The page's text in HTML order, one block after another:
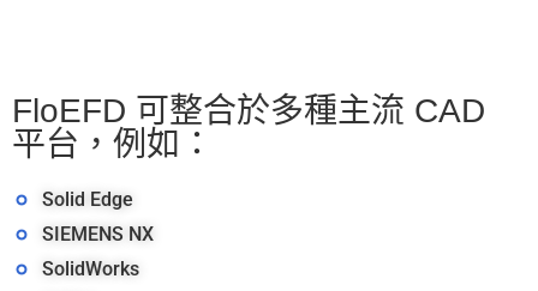
FloEFD 可整合於多種主流 CAD
平台，例如：
Solid Edge
SIEMENS NX
SolidWorks